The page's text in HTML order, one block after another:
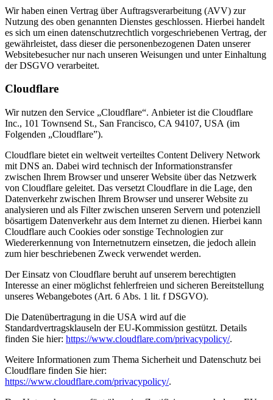
Wir haben einen Vertrag über Auftragsverarbeitung (AVV) zur
Nutzung des oben genannten Dienstes geschlossen. Hierbei handelt
es sich um einen datenschutzrechtlich vorgeschriebenen Vertrag, der
gewährleistet, dass dieser die personenbezogenen Daten unserer
Websitebesucher nur nach unseren Weisungen und unter Einhaltung
der DSGVO verarbeitet.
Cloudflare
Wir nutzen den Service „Cloudflare“. Anbieter ist die Cloudflare
Inc., 101 Townsend St., San Francisco, CA 94107, USA (im
Folgenden „Cloudflare”).
Cloudflare bietet ein weltweit verteiltes Content Delivery Network
mit DNS an. Dabei wird technisch der Informationstransfer
zwischen Ihrem Browser und unserer Website über das Netzwerk
von Cloudflare geleitet. Das versetzt Cloudflare in die Lage, den
Datenverkehr zwischen Ihrem Browser und unserer Website zu
analysieren und als Filter zwischen unseren Servern und potenziell
bösartigem Datenverkehr aus dem Internet zu dienen. Hierbei kann
Cloudflare auch Cookies oder sonstige Technologien zur
Wiedererkennung von Internetnutzern einsetzen, die jedoch allein
zum hier beschriebenen Zweck verwendet werden.
Der Einsatz von Cloudflare beruht auf unserem berechtigten
Interesse an einer möglichst fehlerfreien und sicheren Bereitstellung
unseres Webangebotes (Art. 6 Abs. 1 lit. f DSGVO).
Die Datenübertragung in die USA wird auf die
Standardvertragsklauseln der EU-Kommission gestützt. Details
finden Sie hier: https://www.cloudflare.com/privacypolicy/.
Weitere Informationen zum Thema Sicherheit und Datenschutz bei
Cloudflare finden Sie hier:
https://www.cloudflare.com/privacypolicy/.